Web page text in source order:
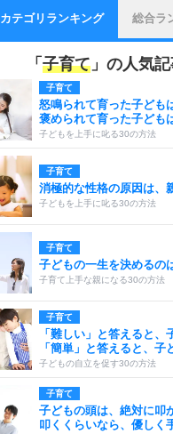
カテゴリランキング 総合ラ
「 子育て 」の人気
子育て
怒鳴られて育った子ども
褒められて育った子ども
子どもを上手に叱る30の方法
子育て
消極的な性格の原因は、
子どもを上手に叱る30の方法
子育て
子どもの一生を決めるの
子育て上手な親になる30の方法
子育て
「難しい」と答えると、
「簡単」と答えると、子
子どもの自立を促す30の方法
子育て
子どもの頭は、絶対に叩
叩くくらいなら、優しく